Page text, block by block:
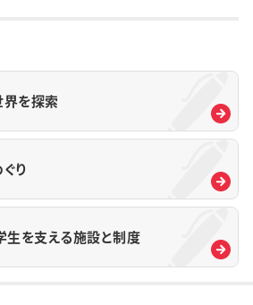
を探索
り
生を支える施設と制度